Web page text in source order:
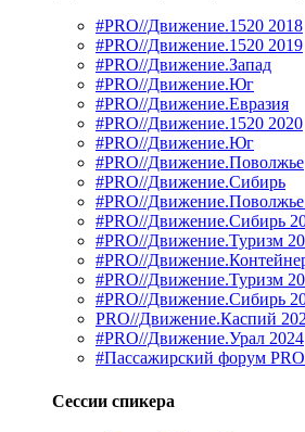
#PRO//Движение.1520 2018
#PRO//Движение.1520 2019
#PRO//Движение.Запад
#PRO//Движение.Юг
#PRO//Движение.Евразия
#PRO//Движение.1520 2020
#PRO//Движение.Юг
#PRO//Движение.Поволжье
#PRO//Движение.Сибирь
#PRO//Движение.Поволжье
#PRO//Движение.Сибирь
#PRO//Движение.Туризм
#PRO//
#PRO//Движение.Туризм
#PRO//Движение.Сибирь
PRO//Движение.Каспий
#PRO//Движение.Урал 2024
#Пассажирский форум
Сессии спикера